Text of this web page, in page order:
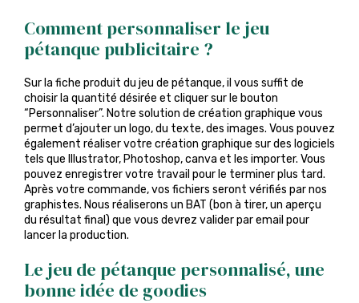
Comment personnaliser le jeu
pétanque publicitaire ?
Sur la fiche produit du jeu de pétanque, il vous suffit de
choisir la quantité désirée et cliquer sur le bouton
“Personnaliser”. Notre solution de création graphique vous
permet d’ajouter un logo, du texte, des images. Vous pouvez
également réaliser votre création graphique sur des logiciels
tels que Illustrator, Photoshop, canva et les importer. Vous
pouvez enregistrer votre travail pour le terminer plus tard.
Après votre commande, vos fichiers seront vérifiés par nos
graphistes. Nous réaliserons un BAT (bon à tirer, un aperçu
du résultat final) que vous devrez valider par email pour
lancer la production.
Le jeu de pétanque personnalisé, une
bonne idée de goodies